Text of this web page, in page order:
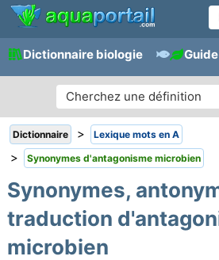
Dictionnaire biologie
Dictionnaire > Lexique mots en A
> Synonymes d'antagonisme microbien
Synonymes,
traduction
microbien